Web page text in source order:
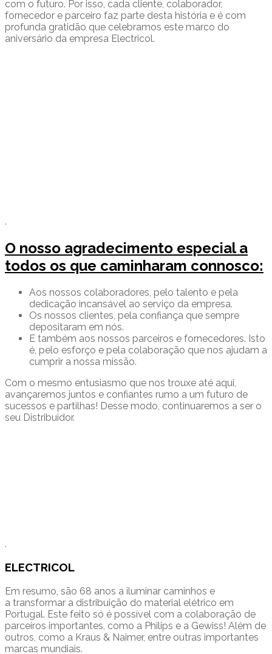
com o futuro. Por isso, cada cliente, colaborador,
fornecedor e parceiro faz parte desta história e é com
profunda gratidão que celebramos este marco do
aniversário da empresa Electricol.
.
O nosso agradecimento especial a
todos os que caminharam connosco:
Aos nossos colaboradores, pelo talento e pela
dedicação incansável ao serviço da empresa.
Os nossos clientes, pela confiança que sempre
depositaram em nós.
E também aos nossos parceiros e fornecedores. Isto
é, pelo esforço e pela colaboração que nos ajudam a
cumprir a nossa missão.
Com o mesmo entusiasmo que nos trouxe até aqui,
avançaremos juntos e confiantes rumo a um futuro de
sucessos e partilhas! Desse modo, continuaremos a ser o
seu Distribuidor.
.
ELECTRICOL
Em resumo, são 68 anos a iluminar caminhos e
a transformar a distribuição do material elétrico em
Portugal. Este feito só é possível com a colaboração de
parceiros importantes, como a Philips e a Gewiss! Além de
outros, como a Kraus & Naimer, entre outras importantes
marcas mundiais.